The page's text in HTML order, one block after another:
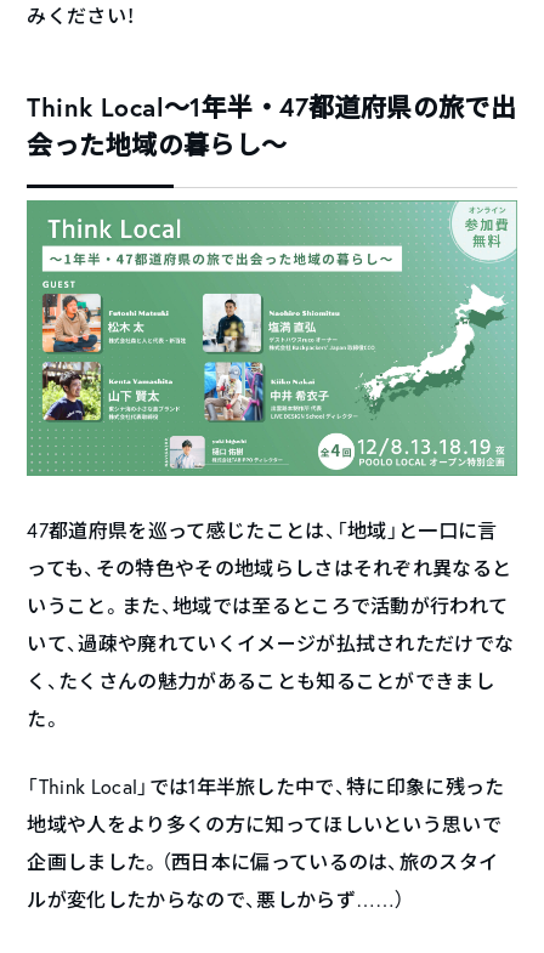
みください！
Think Local〜1年半・47都道府県の旅で出
会った地域の暮らし〜
47都道府県を巡って感じたことは、「地域」と一口に言
っても、その特色やその地域らしさはそれぞれ異なると
いうこと。また、地域では至るところで活動が行われて
いて、過疎や廃れていくイメージが払拭されただけでな
く、たくさんの魅力があることも知ることができまし
た。
「Think Local」では1年半旅した中で、特に印象に残った
地域や人をより多くの方に知ってほしいという思いで
企画しました。（西日本に偏っているのは、旅のスタイ
ルが変化したからなので、悪しからず……）